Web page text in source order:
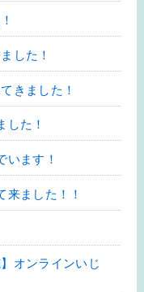
した！
きました！
した！
います！
来ました！！
オンラインいじ